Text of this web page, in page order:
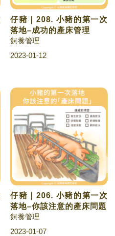
仔豬｜208. 小豬的第一次
落地–成功的產床管理
飼養管理
2023-01-12
仔豬｜206. 小豬的第一次
落地–你該注意的產床問題
飼養管理
2023-01-07